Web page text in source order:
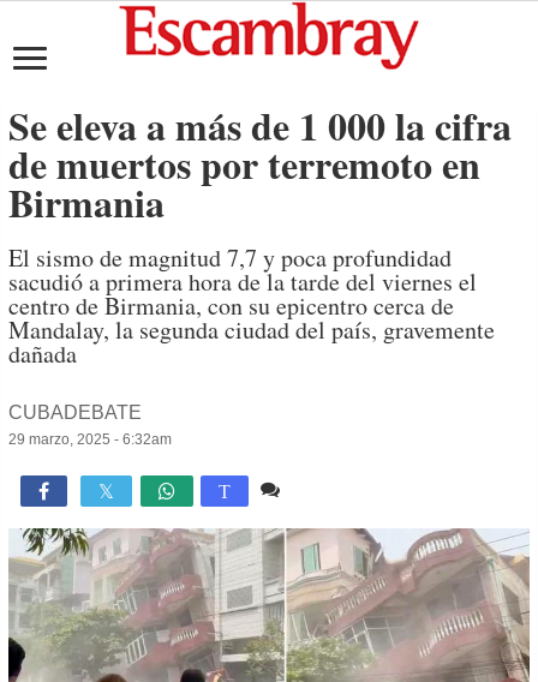
Se eleva a más de 1 000 la cifra
de muertos por terremoto en
Birmania
El sismo de magnitud 7,7 y poca profundidad
sacudió a primera hora de la tarde del viernes el
centro de Birmania, con su epicentro cerca de
Mandalay, la segunda ciudad del país, gravemente
dañada
CUBADEBATE
29 marzo, 2025 - 6:32am
 T